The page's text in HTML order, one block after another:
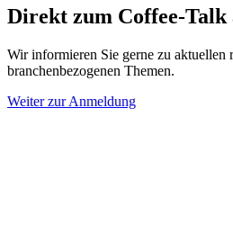
Direkt zum Coffee-Talk
Wir informieren Sie gerne zu aktuellen
branchenbezogenen Themen.
Weiter zur Anmeldung